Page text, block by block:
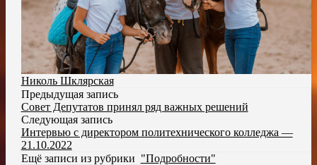
Николь Шклярская
Предыдущая запись
Совет Депутатов принял ряд важных решений
Следующая запись
Интервью с директором политехнического колледжа —
21.10.2022
Ещё записи из рубрики "Подробности"